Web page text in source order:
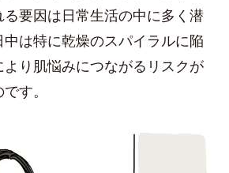
る要因は日常生活の中に多く潜
は特に乾燥のスパイラルに陥
より肌悩みにつながるリスクが
す。